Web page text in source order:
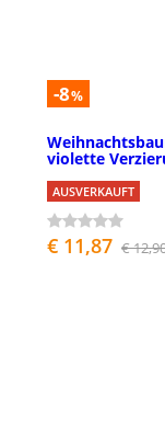
-8%
violette
AUSVERKAUFT
€ 11,87 €